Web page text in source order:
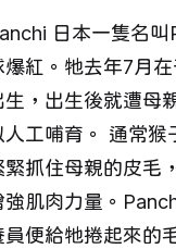
日本一隻名叫
爆紅。牠去年7月
生，出生後就遭母
人工哺育。 通常猴
緊抓住母親的皮毛
強肌肉力量。
員便給牠捲起來的